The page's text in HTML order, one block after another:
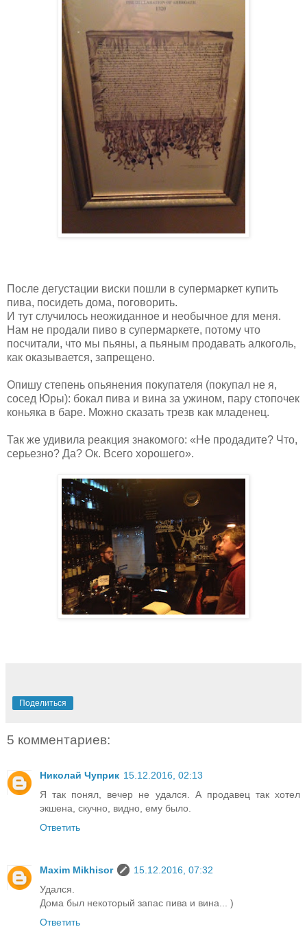
После дегустации виски пошли в супермаркет купить
пива, посидеть дома, поговорить.
И тут случилось неожиданное и необычное для меня.
Нам не продали пиво в супермаркете, потому что
посчитали, что мы пьяны, а пьяным продавать алкоголь,
как оказывается, запрещено.
Опишу степень опьянения покупателя (покупал не я,
сосед Юры): бокал пива и вина за ужином, пару стопочек
коньяка в баре. Можно сказать трезв как младенец.
Так же удивила реакция знакомого: «Не продадите? Что,
серьезно? Да? Ок. Всего хорошего».
Поделиться
5 комментариев:
Николай Чуприк 15.12.2016, 02:13
Я так понял, вечер не удался. А продавец так хотел
экшена, скучно, видно, ему было.
Ответить
Maxim Mikhisor
15.12.2016, 07:32
Удался.
Дома был некоторый запас пива и вина... )
Ответить